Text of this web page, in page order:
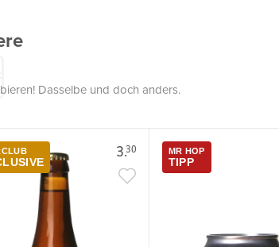
Dasselbe und doch anders.
3.30 MR HOP
TIPP